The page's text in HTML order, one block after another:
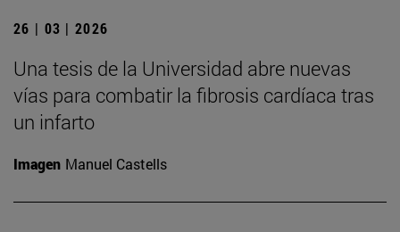
26 | 03 | 2026
Una tesis de la Universidad abre nuevas
vías para combatir la fibrosis cardíaca tras
un infarto
Imagen Manuel Castells